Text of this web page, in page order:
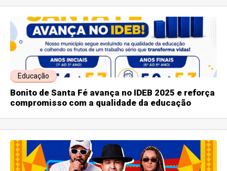
Educação
Bonito de Santa Fé avança no IDEB 2025 e reforça
compromisso com a qualidade da educação